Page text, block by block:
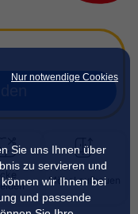
Nur notwendige Cookies
Sie uns Ihnen über
zu servieren und
wir Ihnen bei
und passende
Möbel aufbauen